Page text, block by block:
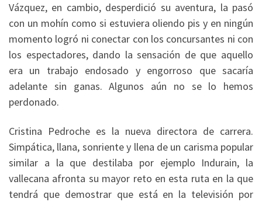
Vázquez, en cambio, desperdició su aventura, la pasó
con un mohín como si estuviera oliendo pis y en ningún
momento logró ni conectar con los concursantes ni con
los espectadores, dando la sensación de que aquello
era un trabajo endosado y engorroso que sacaría
adelante sin ganas. Algunos aún no se lo hemos
perdonado.
Cristina Pedroche es la nueva directora de carrera.
Simpática, llana, sonriente y llena de un carisma popular
similar a la que destilaba por ejemplo Indurain, la
vallecana afronta su mayor reto en esta ruta en la que
tendrá que demostrar que está en la televisión por